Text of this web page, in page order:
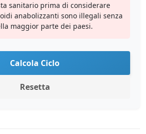
sanitario prima di considerare
anabolizzanti sono illegali senza
maggior parte dei paesi.
Calcola Ciclo
Resetta